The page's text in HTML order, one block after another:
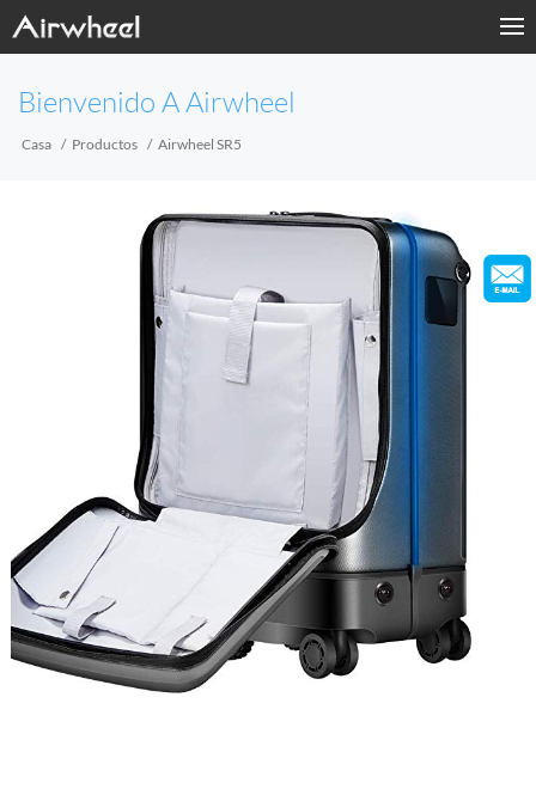
Terminal Customization
Contact Us
Language
Bienvenido A Airwheel
Casa Productos Airwheel SR5